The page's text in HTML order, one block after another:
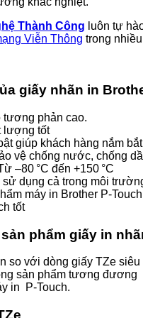
Thành Công luôn tự
Viễn Thông trong
giấy nhãn in
tương phản cao.
lượng tốt
giúp khách hàng nắm
vệ chống nước, chống
–80 °C đến +150 °C
dụng cả trong môi
máy in Brother
tốt
phẩm giấy in
so với dòng giấy TZe siêu
sản phẩm tương đương
in P‑Touch.